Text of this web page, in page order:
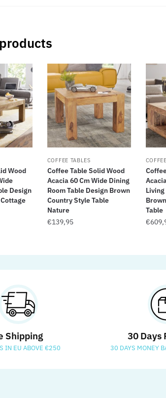
Wood
Design
COFFEE TABLES
Coffee Table Solid Wood
Acacia 60 Cm Wide Dining
Room Table Design Brown
Country Style Table
Nature
€139,95
Living
Table
€
Shipping
IN EU ABOVE €250
30 Days
30 DAYS MONEY